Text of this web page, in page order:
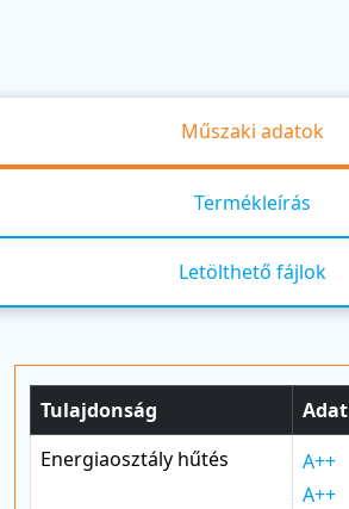
Műszaki adatok
Termékleírás
Letölthető fájlok
Tulajdonság
Adat
Energiaosztály hűtés
A++
A++